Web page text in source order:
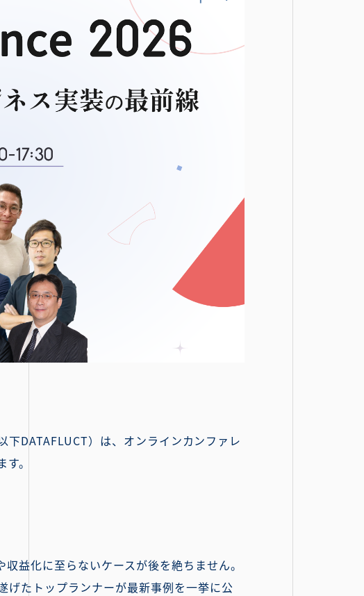
DATAFLUCT）は、オンラインカンファレ
。
益化に至らないケースが後を絶ちません。
たトップランナーが最新事例を一挙に公